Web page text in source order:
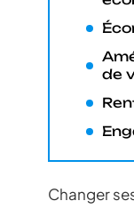
de
Changer